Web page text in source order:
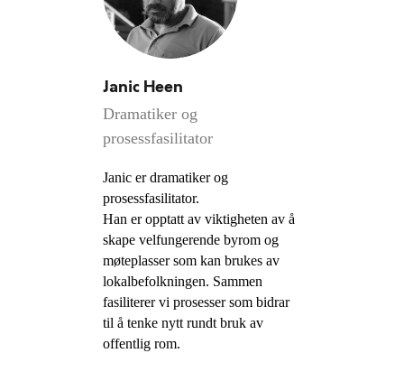
Janic Heen
Dramatiker og
prosessfasilitator
Janic er dramatiker og
prosessfasilitator.
Han er opptatt av viktigheten av å
skape velfungerende byrom og
møteplasser som kan brukes av
lokalbefolkningen. Sammen
fasiliterer vi prosesser som bidrar
til å tenke nytt rundt bruk av
offentlig rom.